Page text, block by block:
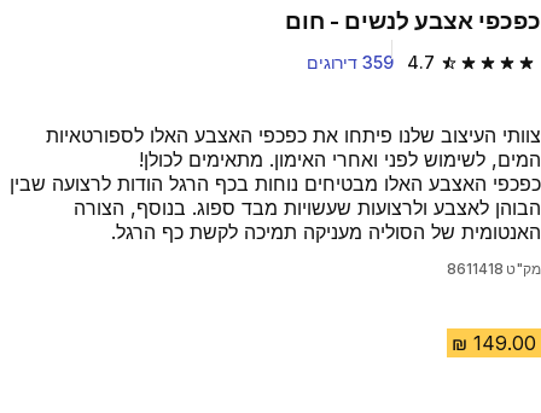
כפכפי אצבע לנשים - חום
4.7 4.7 out of 5 stars from 359 reviews 359 דירוגים
צוותי העיצוב שלנו פיתחו את כפכפי האצבע האלו לספורטאיות
המים, לשימוש לפני ואחרי האימון. מתאימים לכולן!
כפכפי האצבע האלו מבטיחים נוחות בכף הרגל הודות לרצועה שבין
הבוהן לאצבע ולרצועות שעשויות מבד ספוג. בנוסף, הצורה
האנטומית של הסוליה מעניקה תמיכה לקשת כף הרגל.
מק"ט 8611418